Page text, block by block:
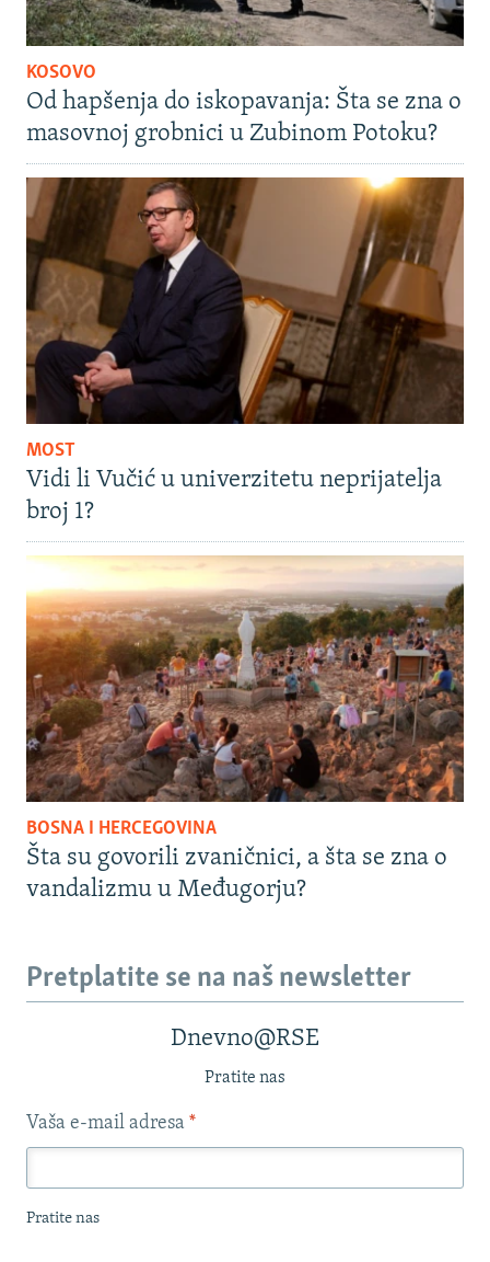
KOSOVO
Od hapšenja do iskopavanja: Šta se zna o
masovnoj grobnici u Zubinom Potoku?
MOST
Vidi li Vučić u univerzitetu neprijatelja
broj 1?
BOSNA I HERCEGOVINA
Šta su govorili zvaničnici, a šta se zna o
vandalizmu u Međugorju?
Pretplatite se na naš newsletter
Dnevno@RSE
Pratite nas
Vaša e-mail adresa *
Pratite nas